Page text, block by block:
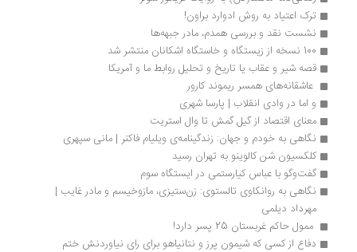
ترک اعتیاد به روش ادوارد براون!
نشست نقد و بررسی همدم، مادر جبهه‌ها
100 نسخه از زیستگاه و خاستگاه اشکانان منتشر شد
قصه شیر و عقاب یا تاریخ و تحلیل روابط ما و آمریکا
عاشقانه‌های همسر ریموند کارور
و اما در وادی انقلاب | پارسا شهری
معنای اقتصاد از گیل گمش تا وال استریت
نگاهی به خودم و جهان: زندگینامه‌ی ویلیام فاکنر | مانی سپهری
کلکسیون شن کالوینو به تهران رسید
گفت‌وگو با عباس کیارستمی در ایستگاه سوم
مهرداد دیلمی
ممول حاکم غربستان 25 پسر دارد!